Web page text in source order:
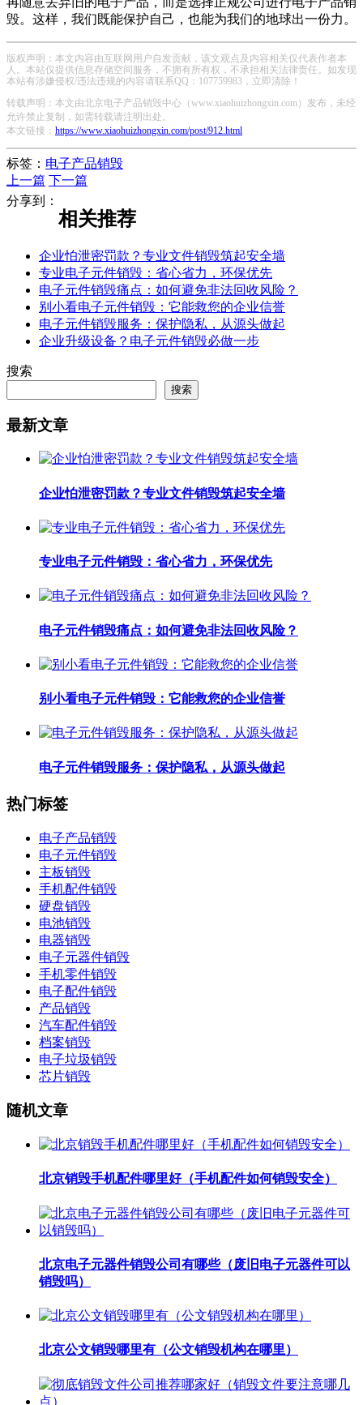
毁。这样，我们既能保护自己，也能为我们的地球出一份力。
版权声明：本文内容由互联网用户自发贡献，该文观点及内容相关仅代表作者本
人。本站仅提供信息存储空间服务，不拥有所有权，不承担相关法律责任。如发现
本站有涉嫌侵权/违法违规的内容请联系QQ：107759983，立即清除！
转载声明：本文由北京电子产品销毁中心（www.xiaohuizhongxin.com）发布，未经
允许禁止复制，如需转载请注明出处。
本文链接： https://www.xiaohuizhongxin.com/post/912.html
标签： 电子产品销毁
上一篇 下一篇
分享到：
相关推荐
企业怕泄密罚款？专业文件销毁筑起安全墙
专业电子元件销毁：省心省力，环保优先
电子元件销毁痛点：如何避免非法回收风险？
别小看电子元件销毁：它能救您的企业信誉
电子元件销毁服务：保护隐私，从源头做起
企业升级设备？电子元件销毁必做一步
搜索
搜索
最新文章
企业怕泄密罚款？专业文件销毁筑起安全墙
专业电子元件销毁：省心省力，环保优先
电子元件销毁痛点：如何避免非法回收风险？
别小看电子元件销毁：它能救您的企业信誉
电子元件销毁服务：保护隐私，从源头做起
热门标签
电子产品销毁
电子元件销毁
主板销毁
手机配件销毁
硬盘销毁
电池销毁
电器销毁
电子元器件销毁
手机零件销毁
电子配件销毁
产品销毁
汽车配件销毁
档案销毁
电子垃圾销毁
芯片销毁
随机文章
北京销毁手机配件哪里好（手机配件如何销毁安全）
北京电子元器件销毁公司有哪些（废旧电子元器件可以
销毁吗）
北京公文销毁哪里有（公文销毁机构在哪里）